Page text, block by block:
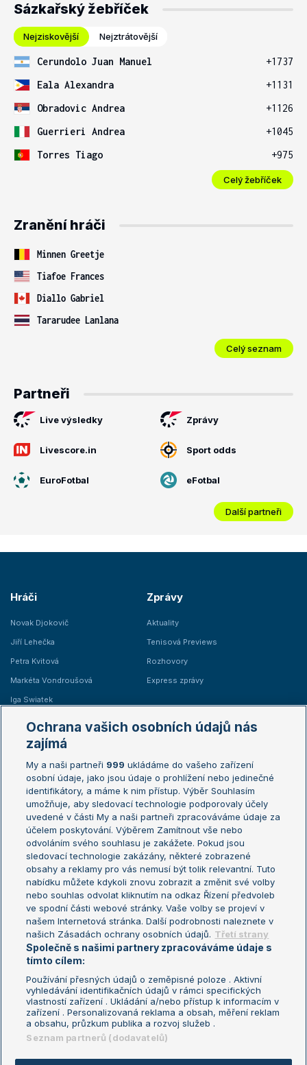
Sázkařský žebříček
Nejziskovější Nejztrátovější
Cerundolo Juan Manuel
+1737
Eala Alexandra
+1131
Obradovic Andrea
+1126
Guerrieri Andrea
+1045
Torres Tiago
+975
Celý žebříček
Zranění hráči
Minnen Greetje
Tiafoe Frances
Diallo Gabriel
Tararudee Lanlana
Celý seznam
Partneři
Live výsledky Zprávy
Livescore.in Sport odds
EuroFotbal eFotbal
Další partneři
Hráči
Novak Djokovič
Jiří Lehečka
Petra Kvitová
Markéta Vondroušová
Iga Swiatek
Zprávy
Aktuality
Tenisová Previews
Rozhovory
Express zprávy
Žebříčky
Žebříček ATP (muži)
Žebříček WTA (ženy)
Sázkařský žebříček
Australian Open
French Open
Wimbledon
US Open
Turnaj mistrů
Turnaj mistryň
Aktualní trendy
Fotbalové přestupy
Livesport Daily
LS Prague Open
Podmínky užití
Nastavení soukromí
GDPR a žurnalistika
Reklama
Kontakt
Informace o zpracování osobních
údajů
Ochrana vašich osobních údajů nás
zajímá
My a naši partneři 999 ukládáme do vašeho zařízení
osobní údaje, jako jsou údaje o prohlížení nebo jedinečné
identifikátory, a máme k nim přístup. Výběr Souhlasím
umožňuje, aby sledovací technologie podporovaly účely
uvedené v části My a naši partneři zpracováváme údaje za
účelem poskytování. Výběrem Zamítnout vše nebo
odvoláním svého souhlasu je zakážete. Pokud jsou
sledovací technologie zakázány, některé zobrazené
obsahy a reklamy pro vás nemusí být tolik relevantní. Tuto
nabídku můžete kdykoli znovu zobrazit a změnit své volby
nebo souhlas odvolat kliknutím na odkaz Řízení předvoleb
ve spodní části webové stránky. Vaše volby se projeví v
našem Internetová stránka. Další podrobnosti naleznete v
našich Zásadách ochrany osobních údajů. Třetí strany
Společně s našimi partnery zpracováváme údaje s
tímto cílem:
Používání přesných údajů o zeměpisné poloze . Aktivní
vyhledávání identifikačních údajů v rámci specifických
vlastností zařízení . Ukládání a/nebo přístup k informacím v
zařízení . Personalizovaná reklama a obsah, měření reklam
a obsahu, průzkum publika a rozvoj služeb .
Seznam partnerů (dodavatelů)